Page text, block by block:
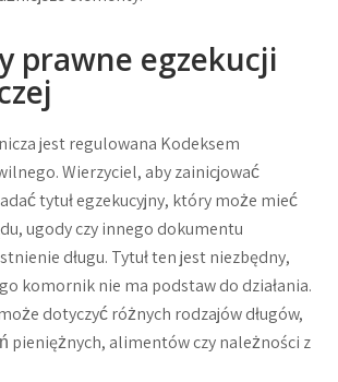
prawne egzekucji
jest regulowana Kodeksem
Wierzyciel, aby zainicjować
tytuł egzekucyjny, który może mieć
ugody czy innego dokumentu
długu. Tytuł ten jest niezbędny,
komornik nie ma podstaw do działania.
dotyczyć różnych rodzajów długów,
pieniężnych, alimentów czy należności z